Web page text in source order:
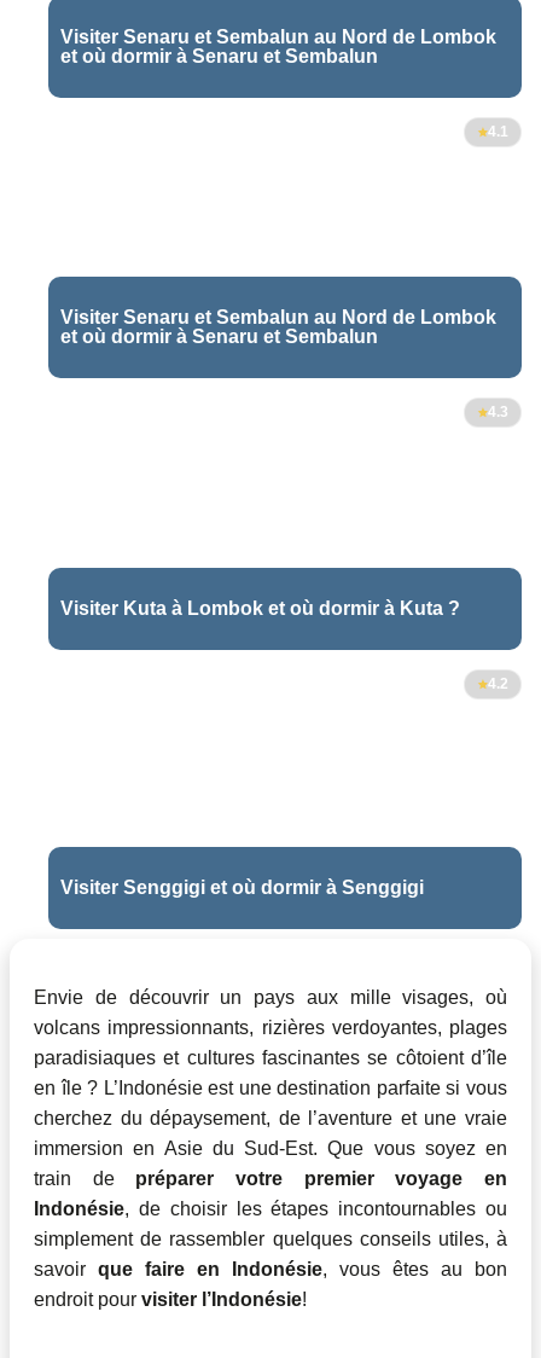
Visiter Senaru et Sembalun au Nord de Lombok
et où dormir à Senaru et Sembalun
4.1
Visiter Senaru et Sembalun au Nord de Lombok
et où dormir à Senaru et Sembalun
4.3
Visiter Kuta à Lombok et où dormir à Kuta ?
4.2
Visiter Senggigi et où dormir à Senggigi
Envie de découvrir un pays aux mille visages, où
volcans impressionnants, rizières verdoyantes, plages
paradisiaques et cultures fascinantes se côtoient d’île
en île ? L’Indonésie est une destination parfaite si vous
cherchez du dépaysement, de l’aventure et une vraie
immersion en Asie du Sud-Est. Que vous soyez en
train de préparer votre premier voyage en
Indonésie, de choisir les étapes incontournables ou
simplement de rassembler quelques conseils utiles, à
savoir que faire en Indonésie, vous êtes au bon
endroit pour visiter l’Indonésie!